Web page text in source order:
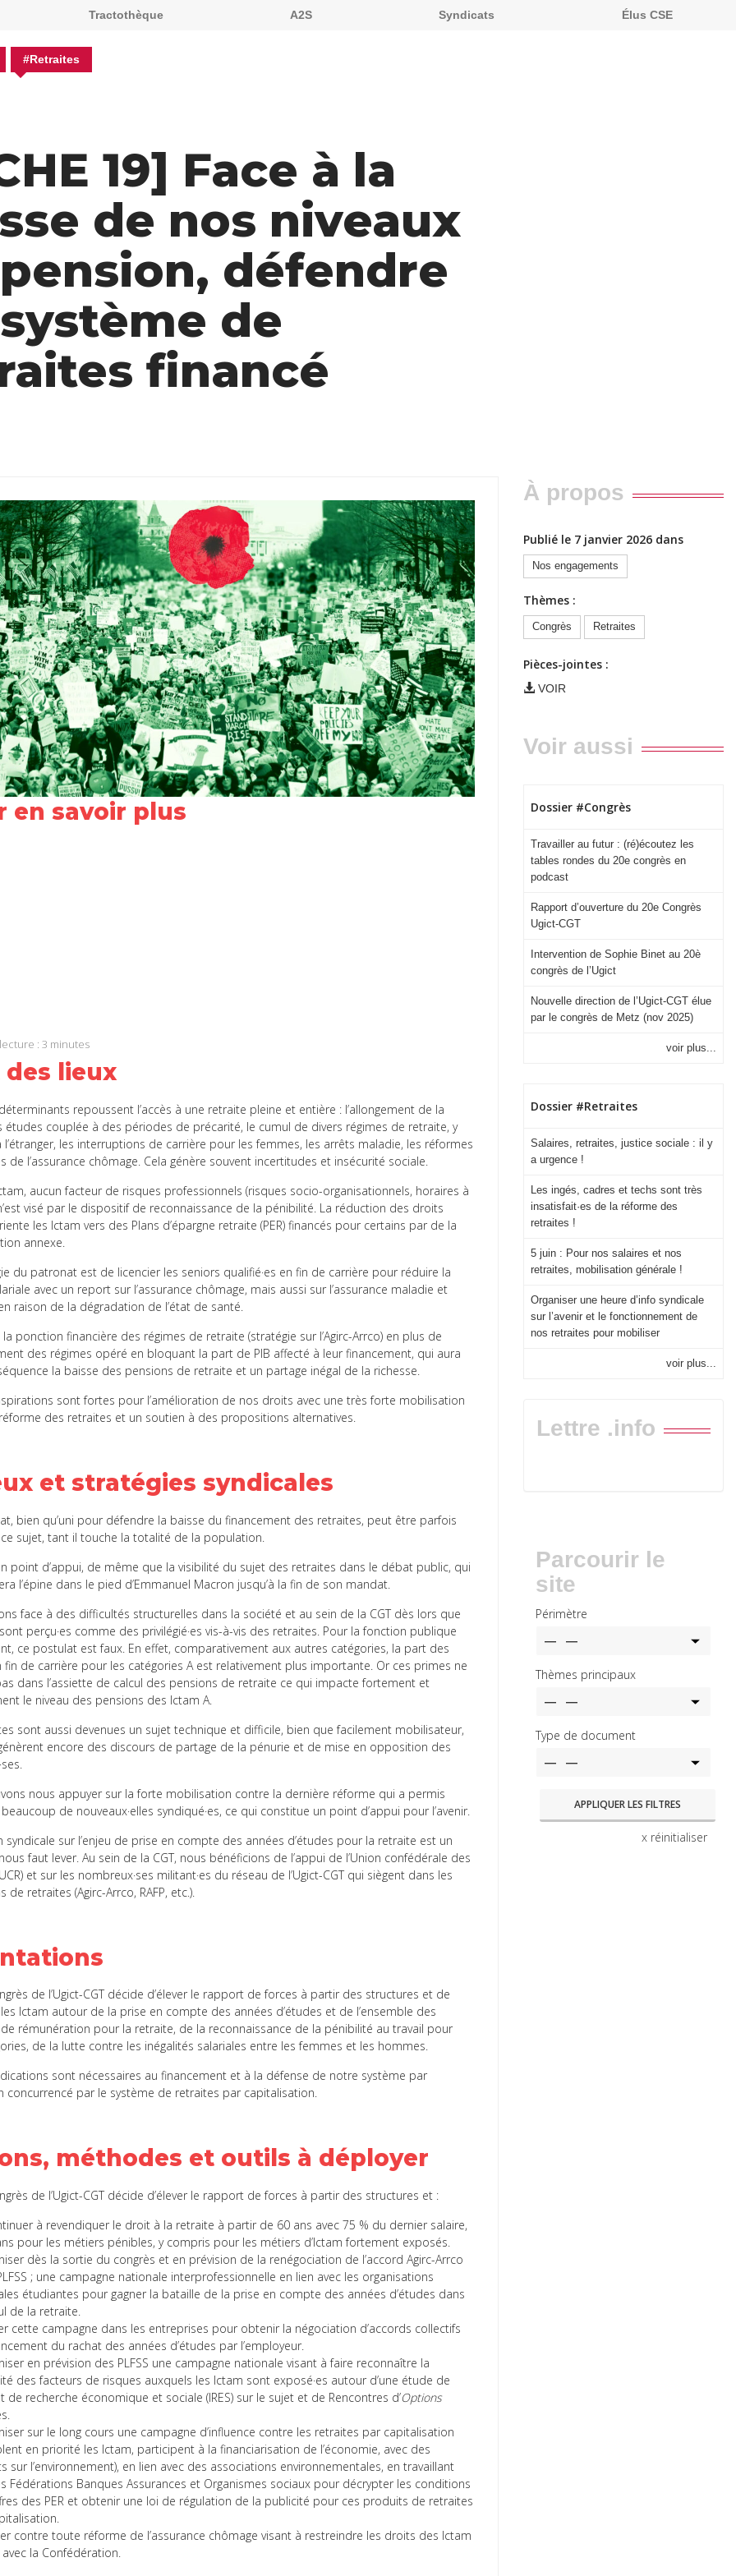
Tractothèque A2S Syndicats Élus CSE
#Retraites
19] Face à la
de nos niveaux
défendre
de
financé
en savoir plus
: 3 minutes
des lieux
repoussent l’accès à une retraite pleine et entière : l’allongement de la
études couplée à des périodes de précarité, le cumul de divers régimes de retraite, y
l’étranger, les interruptions de carrière pour les femmes, les arrêts maladie, les réformes
de l’assurance chômage. Cela génère souvent incertitudes et insécurité sociale.
aucun facteur de risques professionnels (risques socio-organisationnels, horaires à
visé par le dispositif de reconnaissance de la pénibilité. La réduction des droits
les Ictam vers des Plans d’épargne retraite (PER) financés pour certains par de la
annexe.
du patronat est de licencier les seniors qualifié·es en fin de carrière pour réduire la
avec un report sur l’assurance chômage, mais aussi sur l’assurance maladie et
raison de la dégradation de l’état de santé.
la ponction financière des régimes de retraite (stratégie sur l’Agirc-Arrco) en plus de
des régimes opéré en bloquant la part de PIB affecté à leur financement, qui aura
la baisse des pensions de retraite et un partage inégal de la richesse.
sont fortes pour l’amélioration de nos droits avec une très forte mobilisation
des retraites et un soutien à des propositions alternatives.
et stratégies syndicales
bien qu’uni pour défendre la baisse du financement des retraites, peut être parfois
sujet, tant il touche la totalité de la population.
point d’appui, de même que la visibilité du sujet des retraites dans le débat public, qui
l’épine dans le pied d’Emmanuel Macron jusqu’à la fin de son mandat.
face à des difficultés structurelles dans la société et au sein de la CGT dès lors que
perçu·es comme des privilégié·es vis-à-vis des retraites. Pour la fonction publique
ce postulat est faux. En effet, comparativement aux autres catégories, la part des
fin de carrière pour les catégories A est relativement plus importante. Or ces primes ne
dans l’assiette de calcul des pensions de retraite ce qui impacte fortement et
le niveau des pensions des Ictam A.
sont aussi devenues un sujet technique et difficile, bien que facilement mobilisateur,
encore des discours de partage de la pénurie et de mise en opposition des
nous appuyer sur la forte mobilisation contre la dernière réforme qui a permis
beaucoup de nouveaux·elles syndiqué·es, ce qui constitue un point d’appui pour l’avenir.
syndicale sur l’enjeu de prise en compte des années d’études pour la retraite est un
faut lever. Au sein de la CGT, nous bénéficions de l’appui de l’Union confédérale des
et sur les nombreux·ses militant·es du réseau de l’Ugict-CGT qui siègent dans les
de retraites (Agirc-Arrco, RAFP, etc.).
de l’Ugict-CGT décide d’élever le rapport de forces à partir des structures et de
Ictam autour de la prise en compte des années d’études et de l’ensemble des
rémunération pour la retraite, de la reconnaissance de la pénibilité au travail pour
de la lutte contre les inégalités salariales entre les femmes et les hommes.
sont nécessaires au financement et à la défense de notre système par
concurrencé par le système de retraites par capitalisation.
méthodes et outils à déployer
de l’Ugict-CGT décide d’élever le rapport de forces à partir des structures et :
à revendiquer le droit à la retraite à partir de 60 ans avec 75 % du dernier salaire,
pour les métiers pénibles, y compris pour les métiers d’Ictam fortement exposés.
dès la sortie du congrès et en prévision de la renégociation de l’accord Agirc-Arrco
; une campagne nationale interprofessionnelle en lien avec les organisations
étudiantes pour gagner la bataille de la prise en compte des années d’études dans
de la retraite.
cette campagne dans les entreprises pour obtenir la négociation d’accords collectifs
du rachat des années d’études par l’employeur.
en prévision des PLFSS une campagne nationale visant à faire reconnaître la
des facteurs de risques auxquels les Ictam sont exposé·es autour d’une étude de
de recherche économique et sociale (IRES) sur le sujet et de Rencontres d’Options
sur le long cours une campagne d’influence contre les retraites par capitalisation
en priorité les Ictam, participent à la financiarisation de l’économie, avec des
sur l’environnement), en lien avec des associations environnementales, en travaillant
Fédérations Banques Assurances et Organismes sociaux pour décrypter les conditions
des PER et obtenir une loi de régulation de la publicité pour ces produits de retraites
contre toute réforme de l’assurance chômage visant à restreindre les droits des Ictam
avec la Confédération.
À propos
Publié le 7 janvier 2026 dans
Nos engagements
Thèmes :
Congrès Retraites
Pièces-jointes :
VOIR
Voir aussi
Dossier #Congrès
Travailler au futur : (ré)écoutez les
tables rondes du 20e congrès en
podcast
Rapport d’ouverture du 20e Congrès
Ugict-CGT
Intervention de Sophie Binet au 20è
congrès de l’Ugict
Nouvelle direction de l’Ugict-CGT élue
par le congrès de Metz (nov 2025)
voir plus...
Dossier #Retraites
Salaires, retraites, justice sociale : il y
a urgence !
Les ingés, cadres et techs sont très
insatisfait·es de la réforme des
retraites !
5 juin : Pour nos salaires et nos
retraites, mobilisation générale !
Organiser une heure d’info syndicale
sur l’avenir et le fonctionnement de
nos retraites pour mobiliser
voir plus...
Lettre .info
Parcourir le
site
Périmètre
Thèmes principaux
Type de document
x réinitialiser